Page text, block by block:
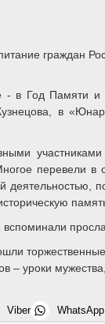
граждан
Год Памяти и
в
перевели
– уроки
Viber WhatsApp